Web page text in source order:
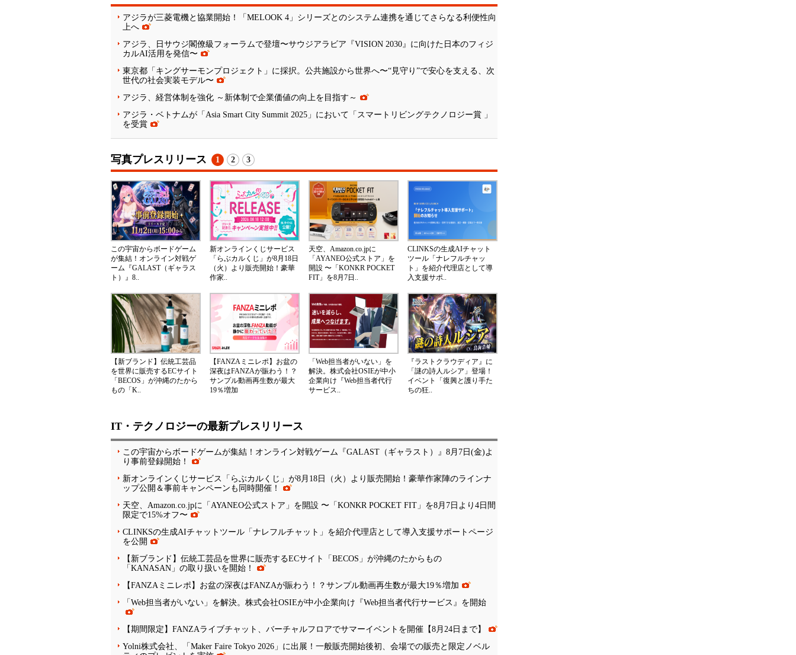
アジラが三菱電機と協業開始！「MELOOK 4」シリーズとのシステム連携を通じてさらなる利便性向
上へ
アジラ、日サウジ閣僚級フォーラムで登壇〜サウジアラビア『VISION 2030』に向けた日本のフィジ
カルAI活用を発信〜
東京都「キングサーモンプロジェクト」に採択。公共施設から世界へ〜“見守り”で安心を支える、次
世代の社会実装モデル〜
アジラ、経営体制を強化 ～新体制で企業価値の向上を目指す～
アジラ・ベトナムが「Asia Smart City Summit 2025」において「スマートリビングテクノロジー賞 」
を受賞
写真プレスリリース 1 2 3
この宇宙からボードゲーム
が集結！オンライン対戦ゲ
ーム『GALAST（ギャラス
ト）』8..
新オンラインくじサービス
「らぶカルくじ」が8月18日
（火）より販売開始！豪華
作家..
天空、Amazon.co.jpに
「AYANEO公式ストア」を
開設 〜「KONKR POCKET
FIT」を8月7日..
CLINKSの生成AIチャット
ツール「ナレフルチャッ
ト」を紹介代理店として導
入支援サポ..
【新ブランド】伝統工芸品
を世界に販売するECサイト
「BECOS」が沖縄のたから
もの「K..
【FANZAミニレポ】お盆の
深夜はFANZAが賑わう！？
サンプル動画再生数が最大
19％増加
「Web担当者がいない」を
解決。株式会社OSIEが中小
企業向け『Web担当者代行
サービス..
『ラストクラウディア』に
「謎の詩人ルシア」登場！
イベント「復興と護り手た
ちの狂..
IT・テクノロジーの最新プレスリリース
この宇宙からボードゲームが集結！オンライン対戦ゲーム『GALAST（ギャラスト）』8月7日(金)よ
り事前登録開始！
新オンラインくじサービス「らぶカルくじ」が8月18日（火）より販売開始！豪華作家陣のラインナ
ップ公開＆事前キャンペーンも同時開催！
天空、Amazon.co.jpに「AYANEO公式ストア」を開設 〜「KONKR POCKET FIT」を8月7日より4日間
限定で15%オフ〜
CLINKSの生成AIチャットツール「ナレフルチャット」を紹介代理店として導入支援サポートページ
を公開
【新ブランド】伝統工芸品を世界に販売するECサイト「BECOS」が沖縄のたからもの
「KANASAN」の取り扱いを開始！
【FANZAミニレポ】お盆の深夜はFANZAが賑わう！？サンプル動画再生数が最大19％増加
「Web担当者がいない」を解決。株式会社OSIEが中小企業向け『Web担当者代行サービス』を開始
【期間限定】FANZAライブチャット、バーチャルフロアでサマーイベントを開催【8月24日まで】
Yolni株式会社、「Maker Faire Tokyo 2026」に出展！一般販売開始後初、会場での販売と限定ノベル